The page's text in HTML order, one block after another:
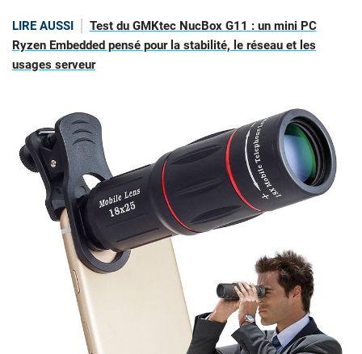
LIRE AUSSI
Test du GMKtec NucBox G11 : un mini PC
Ryzen Embedded pensé pour la stabilité, le réseau et les
usages serveur